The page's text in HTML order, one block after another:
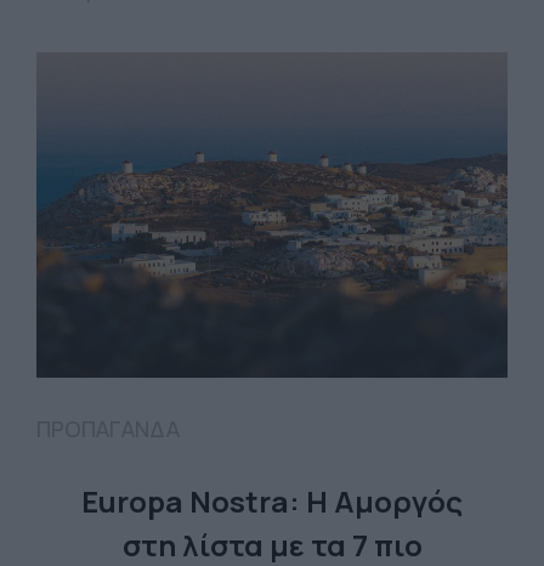
Europa Nostra: Η Αμοργός
στη λίστα με τα 7 πιο